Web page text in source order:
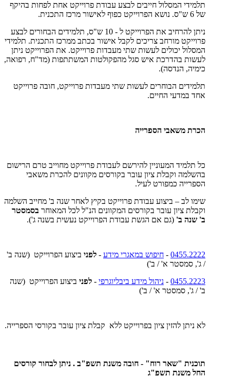
תלמידי המסלול חייבים לבצע עבודת פרוייקט אחת לפחות בהיקף
של 6 ש"ס. נושא הפרוייקט כפוף לאישור מרכז התכנית.
ניתן להרחיב את הפרוייקט ל - 10 ש"ס, תלמידים הבחורים לבצע
פרוייקט מורחב צריכים לקבל אישור בכתב ממרכז התכנית. תלמידי
המסלול יכולים לעשות שתי מעבדות פרוייקט. את הפרוייקט ניתן
לעשות בהדרכת איש סגל מהפקולטות המשתתפות (מד"ח, רפואה,
כימיה, הנדסה).
תלמידים הבוחרים לעשות שתי מעבדות פרוייקט, חובה פרוייקט
אחד במדעי החיים.
הכרת משאבי הספרייה
כל תלמיד המעוניין להירשם לעבודת פרוייקט מחוייב טרם הרישום
בהשלמה וקבלת ציון עובר בקורסים מקוונים להכרת משאבי
הספרייה כמפורט לעיל.
שימו לב – ביצוע עבודת פרוייקט בקיץ לאחר שנה ב' מחייב השלמה
וקבלת ציון עובר בקורסים המקוונים הנ"ל לכל המאוחר בסמסטר
ב' שנה ב' (גם אם הגשת עבודת הפרוייקט נעשית בשנה ג').
0455.2222
- חיפוש במאגרי מידע - לפני ביצוע הפרוייקט (שנה ב'
/ ג', סמסטר א' / ב')
0455.2223
- ניהול מידע ביבליוגרפי - לפני ביצוע הפרוייקט (שנה
ב' / ג', סמסטר א' / ב')
לא ניתן להזין ציון בפרוייקט ללא קבלת ציון עובר בקורסי הספרייה.
תוכנית "שאר רוח" - חובה משנת תשפ"ב . ניתן לבחור קורסים
החל משנת תשפ"ג